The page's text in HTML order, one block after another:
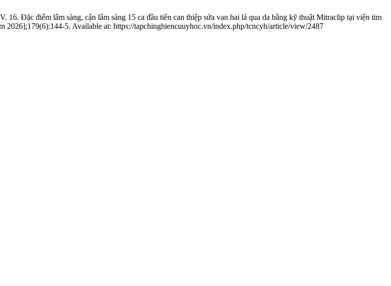
Đặc điểm lâm sàng, cận lâm sàng 15 ca đầu tiên can thiệp sửa van hai lá qua da bằng kỹ thuật Mitraclip tại viện tim
5. Available at: https://tapchinghiencuuyhoc.vn/index.php/tcncyh/article/view/2487